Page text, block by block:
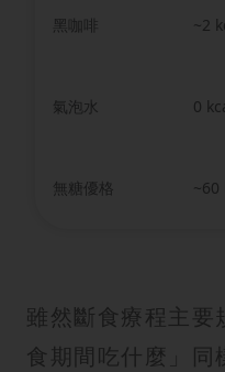
黑咖啡 ~2
氣泡水 0
無糖優格 ~60
雖然斷食療程主要
食期間吃什麼」同